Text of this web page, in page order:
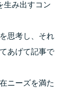
生み出すコン
思考し、 それ
あげて記事で
ニーズを満た